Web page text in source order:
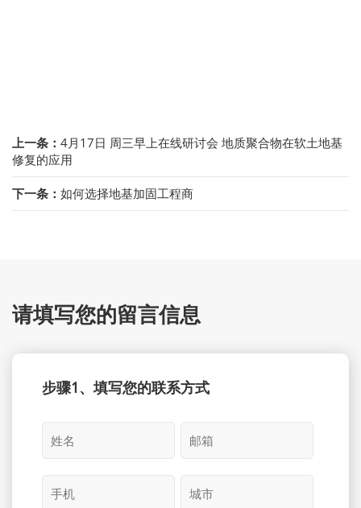
上一条： 4月17日 周三早上在线研讨会 地质聚合物在软土地基
修复的应用
下一条： 如何选择地基加固工程商
请填写您的留言信息
步骤1、填写您的联系方式